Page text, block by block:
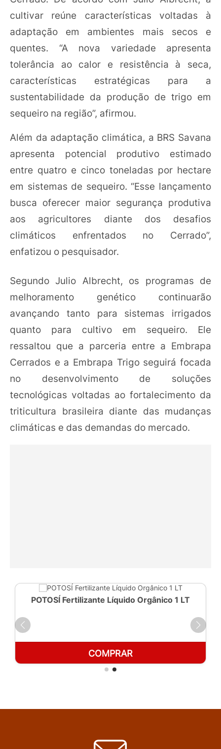
cultivar reúne características voltadas à
adaptação em ambientes mais secos e
quentes. “A nova variedade apresenta
tolerância ao calor e resistência à seca,
características estratégicas para a
sustentabilidade da produção de trigo em
sequeiro na região”, afirmou.
Além da adaptação climática, a BRS Savana
apresenta potencial produtivo estimado
entre quatro e cinco toneladas por hectare
em sistemas de sequeiro. “Esse lançamento
busca oferecer maior segurança produtiva
aos agricultores diante dos desafios
climáticos enfrentados no Cerrado”,
enfatizou o pesquisador.
Segundo Julio Albrecht, os programas de
melhoramento genético continuarão
avançando tanto para sistemas irrigados
quanto para cultivo em sequeiro. Ele
ressaltou que a parceria entre a Embrapa
Cerrados e a Embrapa Trigo seguirá focada
no desenvolvimento de soluções
tecnológicas voltadas ao fortalecimento da
triticultura brasileira diante das mudanças
climáticas e das demandas do mercado.
POTOSÍ Fertilizante Líquido Orgânico 1 LT
COMPRAR